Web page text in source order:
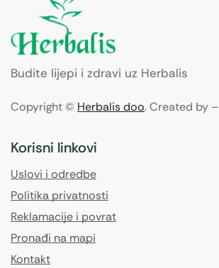
Budite lijepi i zdravi uz Herbalis
Copyright © Herbalis doo. Created by –
Korisni linkovi
Uslovi i odredbe
Politika privatnosti
Reklamacije i povrat
Pronađi na mapi
Kontakt